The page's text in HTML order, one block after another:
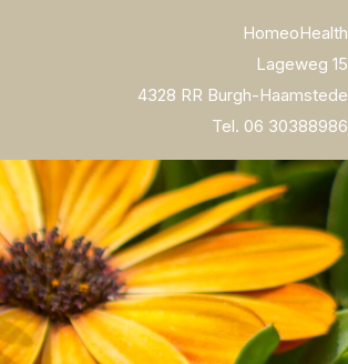
HomeoHealth
Lageweg 15
4328 RR Burgh-Haamstede
Tel. 06 30388986